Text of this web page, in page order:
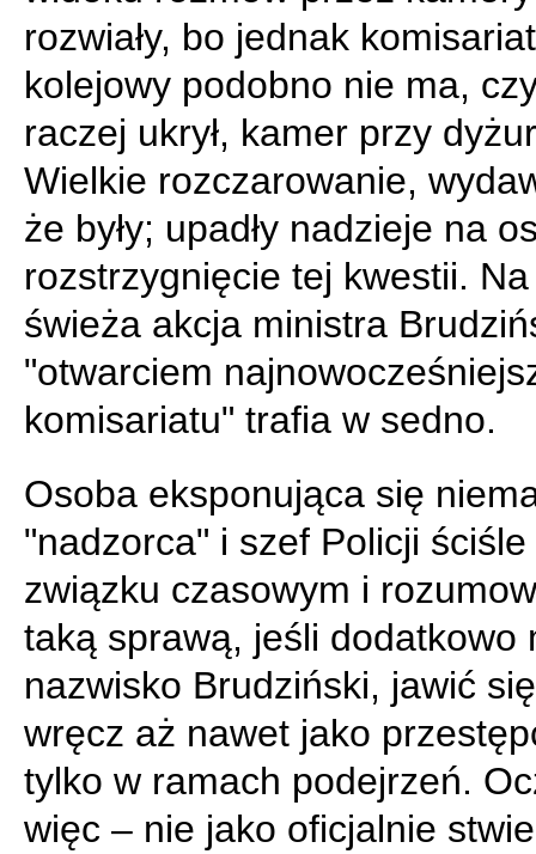
rozwiały, bo jednak komisariat
kolejowy podobno nie ma,
raczej ukrył, kamer przy
Wielkie rozczarowanie,
że były; upadły nadzieje na
rozstrzygnięcie tej kwestii.
świeża akcja ministra
"otwarciem
komisariatu" trafia w sedno.
Osoba eksponująca się
"nadzorca" i szef Policji ściśle
związku czasowym i
taką sprawą, jeśli dodatkowo
nazwisko Brudziński, jawić
wręcz aż nawet jako
tylko w ramach podejrzeń.
więc – nie jako oficjalnie